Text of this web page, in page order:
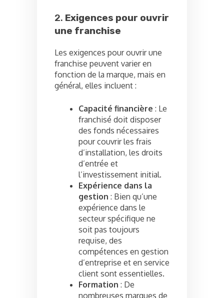
2. Exigences pour ouvrir
une franchise
Les exigences pour ouvrir une
franchise peuvent varier en
fonction de la marque, mais en
général, elles incluent :
Capacité financière : Le
franchisé doit disposer
des fonds nécessaires
pour couvrir les frais
d’installation, les droits
d’entrée et
l’investissement initial.
Expérience dans la
gestion : Bien qu’une
expérience dans le
secteur spécifique ne
soit pas toujours
requise, des
compétences en gestion
d’entreprise et en service
client sont essentielles.
Formation : De
nombreuses marques de